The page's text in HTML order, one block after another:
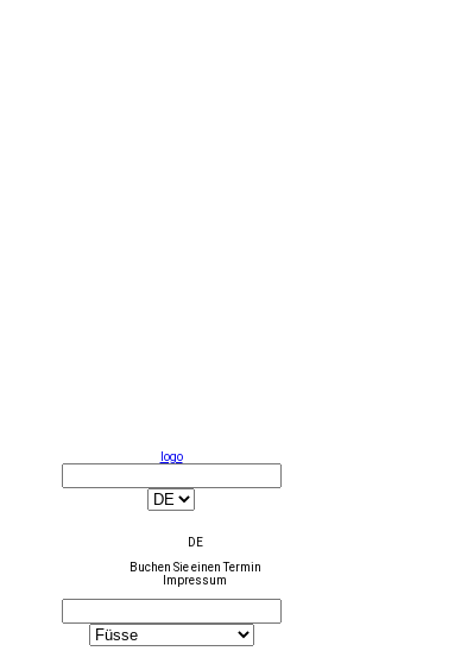
logo
DE
Buchen Sie einen Termin
Impressum